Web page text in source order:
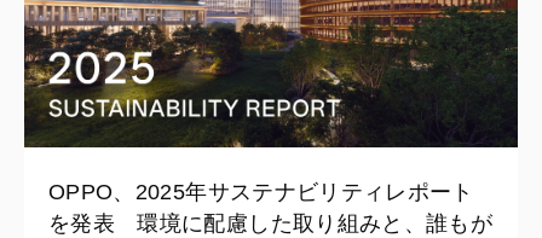
OPPO、2025年サステナビリティレポート
を発表 環境に配慮した取り組みと、誰もが